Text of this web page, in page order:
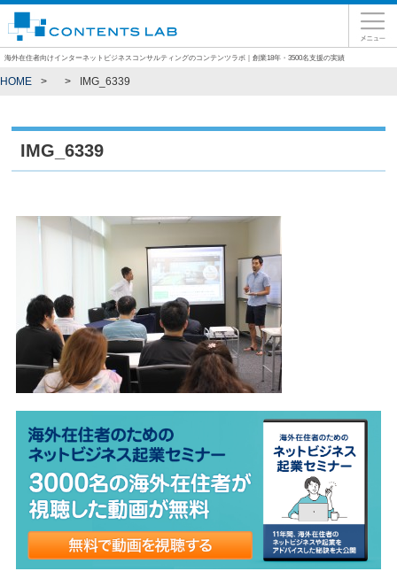
海外在住者向けインターネットビジネスコンサルティングのコンテンツラボ｜創業18年・3500名支援の実績
HOME IMG_6339
IMG_6339